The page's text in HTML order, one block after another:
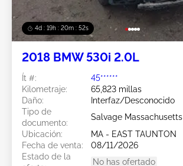
4d : 19h : 20m : 49s
2018 BMW 530i 2.0L
Ít #:
45******
Kilometraje:
65,823 millas
Daño:
Interfaz/Desconocido
Tipo de
documento:
Salvage Massachusetts
Ubicación:
MA - EAST TAUNTON
Fecha de venta:
08/11/2026
Estado de la
No has ofertado